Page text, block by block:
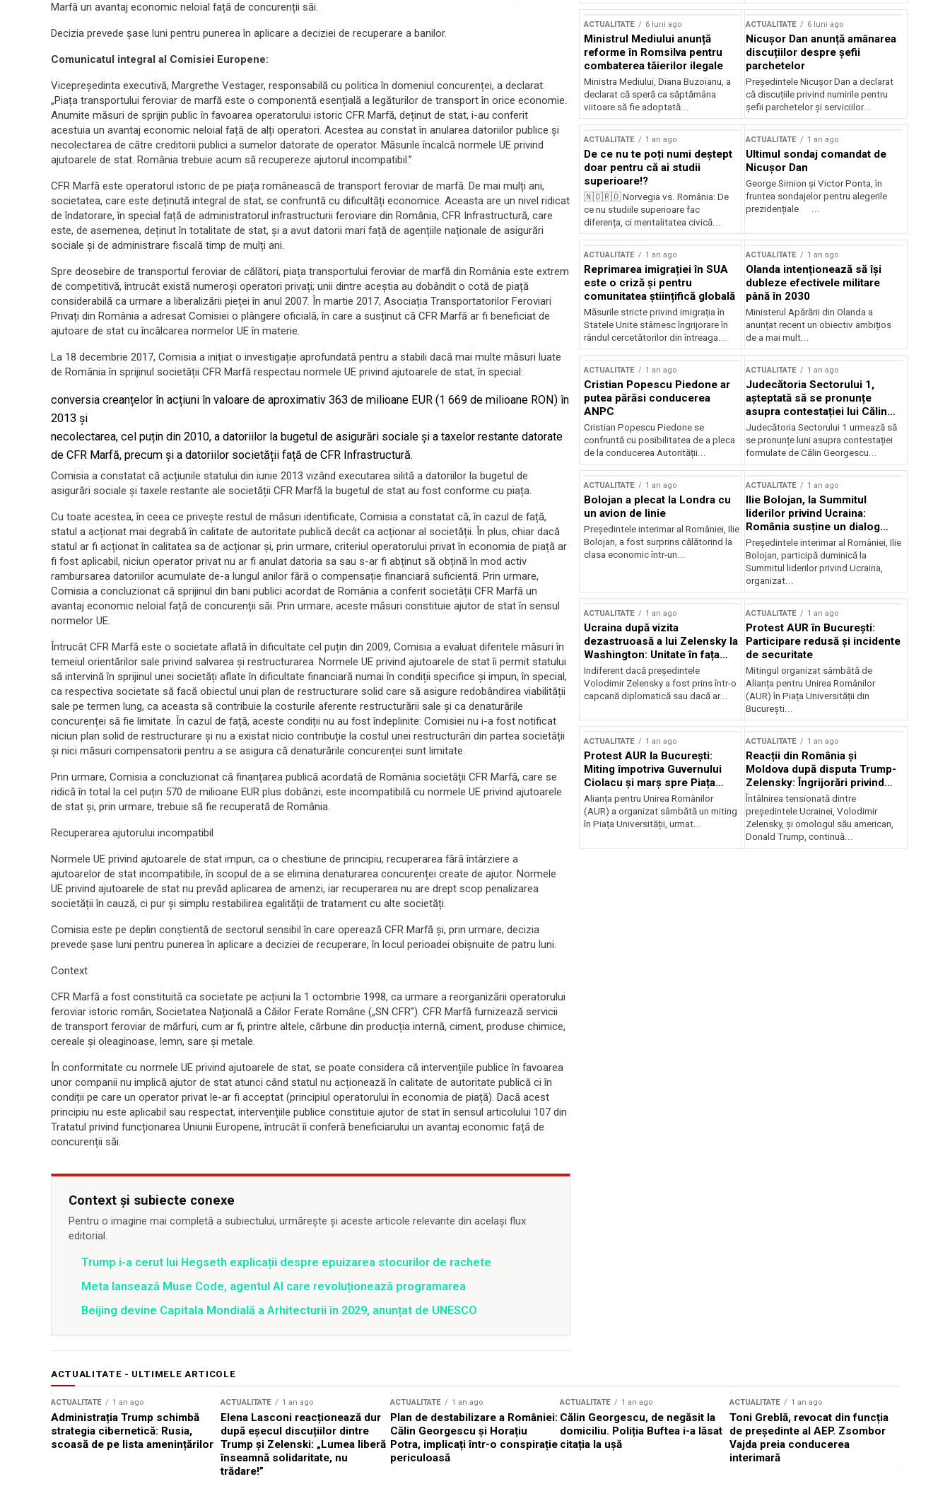
Marfă un avantaj economic neloial față de concurenții săi.
Decizia prevede șase luni pentru punerea în aplicare a deciziei de recuperare a banilor.
Comunicatul integral al Comisiei Europene:
Vicepreședinta executivă, Margrethe Vestager, responsabilă cu politica în domeniul concurenței, a declarat:
„Piața transportului feroviar de marfă este o componentă esențială a legăturilor de transport în orice economie.
Anumite măsuri de sprijin public în favoarea operatorului istoric CFR Marfă, deținut de stat, i-au conferit
acestuia un avantaj economic neloial față de alți operatori. Acestea au constat în anularea datoriilor publice și
necolectarea de către creditorii publici a sumelor datorate de operator. Măsurile încalcă normele UE privind
ajutoarele de stat. România trebuie acum să recupereze ajutorul incompatibil.”
CFR Marfă este operatorul istoric de pe piața românească de transport feroviar de marfă. De mai mulți ani,
societatea, care este deținută integral de stat, se confruntă cu dificultăți economice. Aceasta are un nivel ridicat
de îndatorare, în special față de administratorul infrastructurii feroviare din România, CFR Infrastructură, care
este, de asemenea, deținut în totalitate de stat, și a avut datorii mari față de agențiile naționale de asigurări
sociale și de administrare fiscală timp de mulți ani.
Spre deosebire de transportul feroviar de călători, piața transportului feroviar de marfă din România este extrem
de competitivă, întrucât există numeroși operatori privați; unii dintre aceștia au dobândit o cotă de piață
considerabilă ca urmare a liberalizării pieței în anul 2007. În martie 2017, Asociația Transportatorilor Feroviari
Privați din România a adresat Comisiei o plângere oficială, în care a susținut că CFR Marfă ar fi beneficiat de
ajutoare de stat cu încălcarea normelor UE în materie.
La 18 decembrie 2017, Comisia a inițiat o investigație aprofundată pentru a stabili dacă mai multe măsuri luate
de România în sprijinul societății CFR Marfă respectau normele UE privind ajutoarele de stat, în special:
conversia creanțelor în acțiuni în valoare de aproximativ 363 de milioane EUR (1 669 de milioane RON) în
2013 și
necolectarea, cel puțin din 2010, a datoriilor la bugetul de asigurări sociale și a taxelor restante datorate
de CFR Marfă, precum și a datoriilor societății față de CFR Infrastructură.
Comisia a constatat că acțiunile statului din iunie 2013 vizând executarea silită a datoriilor la bugetul de
asigurări sociale și taxele restante ale societății CFR Marfă la bugetul de stat au fost conforme cu piața.
Cu toate acestea, în ceea ce privește restul de măsuri identificate, Comisia a constatat că, în cazul de față,
statul a acționat mai degrabă în calitate de autoritate publică decât ca acționar al societății. În plus, chiar dacă
statul ar fi acționat în calitatea sa de acționar și, prin urmare, criteriul operatorului privat în economia de piață ar
fi fost aplicabil, niciun operator privat nu ar fi anulat datoria sa sau s-ar fi abținut să obțină în mod activ
rambursarea datoriilor acumulate de-a lungul anilor fără o compensație financiară suficientă. Prin urmare,
Comisia a concluzionat că sprijinul din bani publici acordat de România a conferit societății CFR Marfă un
avantaj economic neloial față de concurenții săi. Prin urmare, aceste măsuri constituie ajutor de stat în sensul
normelor UE.
Întrucât CFR Marfă este o societate aflată în dificultate cel puțin din 2009, Comisia a evaluat diferitele măsuri în
temeiul orientărilor sale privind salvarea și restructurarea. Normele UE privind ajutoarele de stat îi permit statului
să intervină în sprijinul unei societăți aflate în dificultate financiară numai în condiții specifice și impun, în special,
ca respectiva societate să facă obiectul unui plan de restructurare solid care să asigure redobândirea viabilității
sale pe termen lung, ca aceasta să contribuie la costurile aferente restructurării sale și ca denaturările
concurenței să fie limitate. În cazul de față, aceste condiții nu au fost îndeplinite: Comisiei nu i-a fost notificat
niciun plan solid de restructurare și nu a existat nicio contribuție la costul unei restructurări din partea societății
și nici măsuri compensatorii pentru a se asigura că denaturările concurenței sunt limitate.
Prin urmare, Comisia a concluzionat că finanțarea publică acordată de România societății CFR Marfă, care se
ridică în total la cel puțin 570 de milioane EUR plus dobânzi, este incompatibilă cu normele UE privind ajutoarele
de stat și, prin urmare, trebuie să fie recuperată de România.
Recuperarea ajutorului incompatibil
Normele UE privind ajutoarele de stat impun, ca o chestiune de principiu, recuperarea fără întârziere a
ajutoarelor de stat incompatibile, în scopul de a se elimina denaturarea concurenței create de ajutor. Normele
UE privind ajutoarele de stat nu prevăd aplicarea de amenzi, iar recuperarea nu are drept scop penalizarea
societății în cauză, ci pur și simplu restabilirea egalității de tratament cu alte societăți.
Comisia este pe deplin conștientă de sectorul sensibil în care operează CFR Marfă și, prin urmare, decizia
prevede șase luni pentru punerea în aplicare a deciziei de recuperare, în locul perioadei obișnuite de patru luni.
Context
CFR Marfă a fost constituită ca societate pe acțiuni la 1 octombrie 1998, ca urmare a reorganizării operatorului
feroviar istoric român, Societatea Națională a Căilor Ferate Române („SN CFR”). CFR Marfă furnizează servicii
de transport feroviar de mărfuri, cum ar fi, printre altele, cărbune din producția internă, ciment, produse chimice,
cereale și oleaginoase, lemn, sare și metale.
În conformitate cu normele UE privind ajutoarele de stat, se poate considera că intervențiile publice în favoarea
unor companii nu implică ajutor de stat atunci când statul nu acționează în calitate de autoritate publică ci în
condiții pe care un operator privat le-ar fi acceptat (principiul operatorului în economia de piață). Dacă acest
principiu nu este aplicabil sau respectat, intervențiile publice constituie ajutor de stat în sensul articolului 107 din
Tratatul privind funcționarea Uniunii Europene, întrucât îi conferă beneficiarului un avantaj economic față de
concurenții săi.
Context și subiecte conexe
Pentru o imagine mai completă a subiectului, urmărește și aceste articole relevante din același flux
editorial.
Trump i-a cerut lui Hegseth explicații despre epuizarea stocurilor de rachete
Meta lansează Muse Code, agentul AI care revoluționează programarea
Beijing devine Capitala Mondială a Arhitecturii în 2029, anunțat de UNESCO
ACTUALITATE 6 luni ago
Ministrul Mediului anunță
reforme în Romsilva pentru
combaterea tăierilor ilegale
Ministra Mediului, Diana Buzoianu, a
declarat că speră ca săptămâna
viitoare să fie adoptată...
ACTUALITATE 6 luni ago
Nicușor Dan anunță amânarea
discuțiilor despre șefii
parchetelor
Președintele Nicușor Dan a declarat
că discuțiile privind numirile pentru
șefii parchetelor și serviciilor...
ACTUALITATE 1 an ago
De ce nu te poți numi deștept
doar pentru că ai studii
superioare!?
🇳🇴🇷🇴 Norvegia vs. România: De
ce nu studiile superioare fac
diferența, ci mentalitatea civică...
ACTUALITATE 1 an ago
Ultimul sondaj comandat de
Nicușor Dan
George Simion și Victor Ponta, în
fruntea sondajelor pentru alegerile
prezidențiale ...
ACTUALITATE 1 an ago
Reprimarea imigrației în SUA
este o criză și pentru
comunitatea științifică globală
Măsurile stricte privind imigrația în
Statele Unite stârnesc îngrijorare în
rândul cercetătorilor din întreaga...
ACTUALITATE 1 an ago
Olanda intenționează să își
dubleze efectivele militare
până în 2030
Ministerul Apărării din Olanda a
anunțat recent un obiectiv ambițios
de a mai mult...
ACTUALITATE 1 an ago
Cristian Popescu Piedone ar
putea părăsi conducerea
ANPC
Cristian Popescu Piedone se
confruntă cu posibilitatea de a pleca
de la conducerea Autorității...
ACTUALITATE 1 an ago
Judecătoria Sectorului 1,
așteptată să se pronunțe
asupra contestației lui Călin
Georgescu privind controlul
judiciar
Judecătoria Sectorului 1 urmează să
se pronunțe luni asupra contestației
formulate de Călin Georgescu...
ACTUALITATE 1 an ago
Bolojan a plecat la Londra cu
un avion de linie
Președintele interimar al României, Ilie
Bolojan, a fost surprins călătorind la
clasa economic într-un...
ACTUALITATE 1 an ago
Ilie Bolojan, la Summitul
liderilor privind Ucraina:
România susține un dialog
transatlantic pentru securitate
și stabilitate
Președintele interimar al României, Ilie
Bolojan, participă duminică la
Summitul liderilor privind Ucraina,
organizat...
ACTUALITATE 1 an ago
Ucraina după vizita
dezastruoasă a lui Zelensky la
Washington: Unitate în fața
incertitudinii
Indiferent dacă președintele
Volodimir Zelensky a fost prins într-o
capcană diplomatică sau dacă ar...
ACTUALITATE 1 an ago
Protest AUR în București:
Participare redusă și incidente
de securitate
Mitingul organizat sâmbătă de
Alianța pentru Unirea Românilor
(AUR) în Piața Universității din
București...
ACTUALITATE 1 an ago
Protest AUR la București:
Miting împotriva Guvernului
Ciolacu și marș spre Piața
Victoriei
Alianța pentru Unirea Românilor
(AUR) a organizat sâmbătă un miting
în Piața Universității, urmat...
ACTUALITATE 1 an ago
Reacții din România și
Moldova după disputa Trump-
Zelensky: Îngrijorări privind
securitatea regională
Întâlnirea tensionată dintre
președintele Ucrainei, Volodimir
Zelensky, și omologul său american,
Donald Trump, continuă...
ACTUALITATE - ULTIMELE ARTICOLE
ACTUALITATE 1 an ago
Administrația Trump schimbă
strategia cibernetică: Rusia,
scoasă de pe lista amenințărilor
ACTUALITATE 1 an ago
Elena Lasconi reacționează dur
după eșecul discuțiilor dintre
Trump și Zelenski: „Lumea liberă
înseamnă solidaritate, nu
trădare!”
ACTUALITATE 1 an ago
Plan de destabilizare a României:
Călin Georgescu și Horațiu
Potra, implicați într-o conspirație
periculoasă
ACTUALITATE 1 an ago
Călin Georgescu, de negăsit la
domiciliu. Poliția Buftea i-a lăsat
citația la ușă
ACTUALITATE 1 an ago
Toni Greblă, revocat din funcția
de președinte al AEP. Zsombor
Vajda preia conducerea
interimară